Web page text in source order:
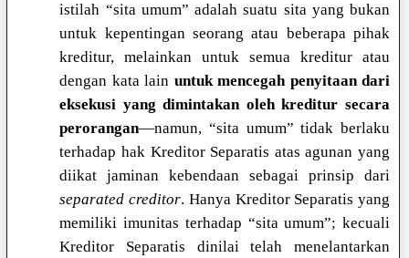
istilah “sita umum” adalah suatu sita yang bukan
untuk kepentingan seorang atau beberapa pihak
kreditur, melainkan untuk semua kreditur atau
dengan kata lain untuk mencegah penyitaan dari
eksekusi yang dimintakan oleh kreditur secara
perorangan—namun, “sita umum” tidak berlaku
terhadap hak Kreditor Separatis atas agunan yang
diikat jaminan kebendaan sebagai prinsip dari
separated creditor. Hanya Kreditor Separatis yang
memiliki imunitas terhadap “sita umum”; kecuali
Kreditor Separatis dinilai telah menelantarkan